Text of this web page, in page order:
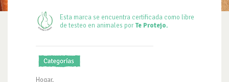
Esta marca se encuentra certificada como libre
de testeo en animales porTe Protejo.
Hogar.